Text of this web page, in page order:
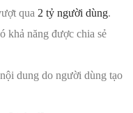
qua 2 tỷ người dùng.
khả năng được chia sẻ
dung do người dùng tạo